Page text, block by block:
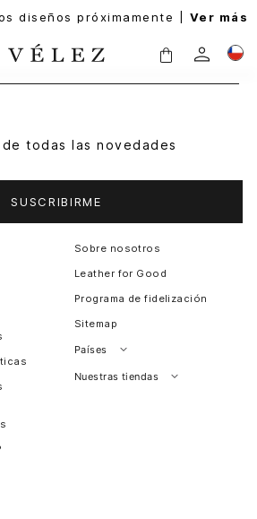
diseños próximamente | Ver más
todas las novedades
SUSCRIBIRME
Sobre nosotros
Leather for Good
Programa de fidelización
Sitemap
Países
Perú
Nuestras tiendas